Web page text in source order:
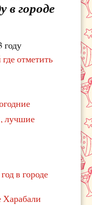
в городе
году
отметить
лучшие
в городе
Харабали